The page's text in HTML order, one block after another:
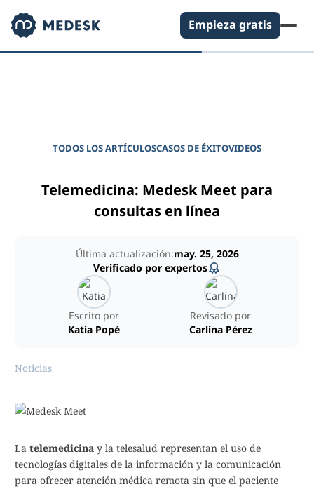
Empieza gratis
TODOS LOS ARTÍCULOSCASOS DE ÉXITOVIDEOS
Telemedicina: Medesk Meet para
consultas en línea
Escrito por
Katia Popé
Revisado por
Carlina Pérez
Última actualización:may. 25, 2026
Verificado por expertos
Noticias
La telemedicina y la telesalud representan el uso de
tecnologías digitales de la información y la comunicación
para ofrecer atención médica remota sin que el paciente